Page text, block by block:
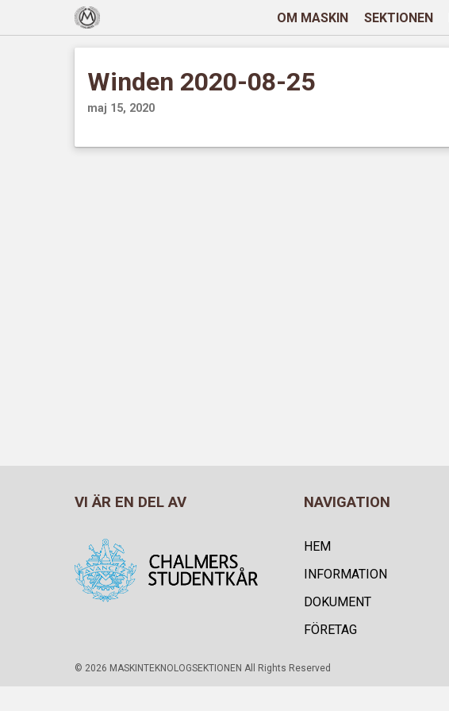
OM MASKIN SEKTIONEN
Winden 2020-08-25
maj 15, 2020
VI ÄR EN DEL AV NAVIGATION
HEM
INFORMATION
DOKUMENT
FÖRETAG
© 2026 MASKINTEKNOLOGSEKTIONEN All Rights Reserved